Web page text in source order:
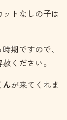
トなしの子は
期ですので、
ください。
んが来てくれま